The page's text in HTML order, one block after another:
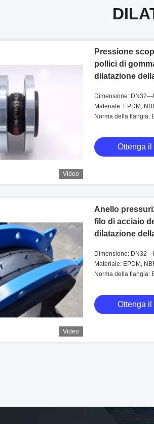
Video
Pressione
pollici di
dilatazione
Dimensione:
Materiale: EPDM,
Norma della flangia:
Ottenga
Video
Anello
filo di acciaio
dilatazione
Dimensione:
Materiale: EPDM,
Norma della flangia:
Ottenga